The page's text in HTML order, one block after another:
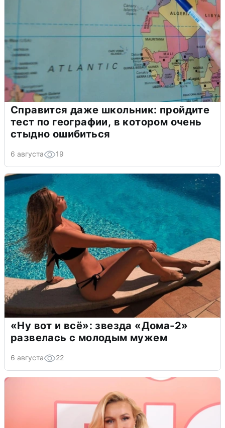
Справится даже школьник: пройдите
тест по географии, в котором очень
стыдно ошибиться
6 августа 19
«Ну вот и всё»: звезда «Дома-2»
развелась с молодым мужем
6 августа 22